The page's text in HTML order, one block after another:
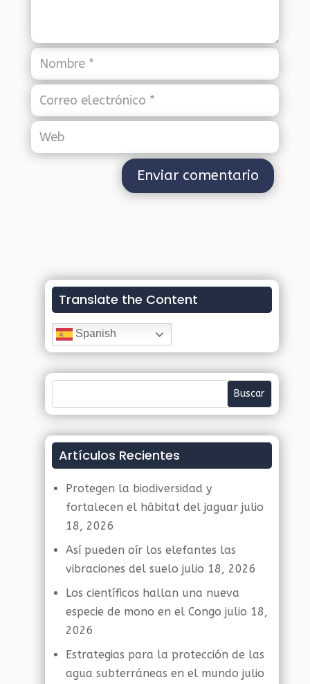
Translate the Content
Spanish
Artículos Recientes
Protegen la biodiversidad y
fortalecen el hábitat del jaguar julio
18, 2026
Así pueden oír los elefantes las
vibraciones del suelo julio 18, 2026
Los científicos hallan una nueva
especie de mono en el Congo julio 18,
2026
Estrategias para la protección de las
agua subterráneas en el mundo julio